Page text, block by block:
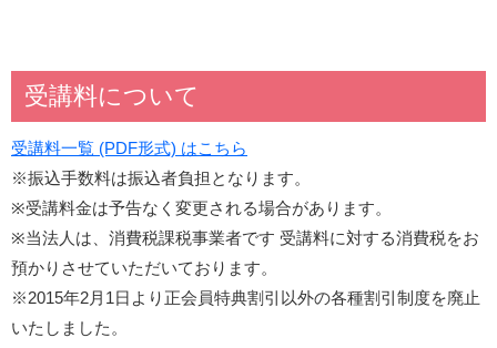
受講料について
受講料一覧 (PDF形式) はこちら
※振込手数料は振込者負担となります。
※受講料金は予告なく変更される場合があります。
※当法人は、消費税課税事業者です 受講料に対する消費税をお
預かりさせていただいております。
※2015年2月1日より正会員特典割引以外の各種割引制度を廃止
いたしました。